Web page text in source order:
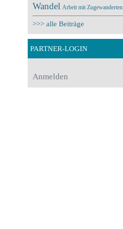
Wandel Arbeit mit Zugewanderten
>>> alle Beiträge
PARTNER-LOGIN
Anmelden